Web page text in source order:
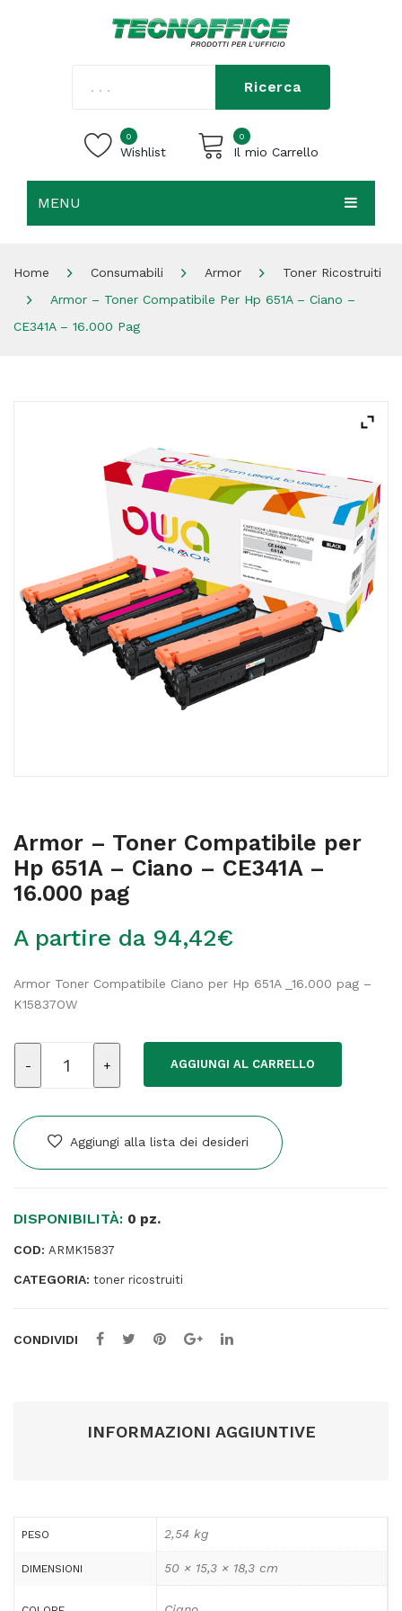
Ricerca
0
Wishlist
0
Il mio Carrello
MENU
SHOP
WISHLIST
Home Consumabili Armor
Toner Ricostruiti
Armor – Toner Compatibile Per Hp 651A – Ciano –
CE341A – 16.000 Pag
Armor – Toner Compatibile per
Hp 651A – Ciano – CE341A –
16.000 pag
A partire da 94,42€
Armor Toner Compatibile Ciano per Hp 651A _16.000 pag –
K15837OW
Compatibile
per
Ciano
-
quantità
AGGIUNGI AL CARRELLO
Aggiungi alla lista dei desideri
DISPONIBILITÀ: 0 pz.
COD: ARMK15837
CATEGORIA: toner ricostruiti
CONDIVIDI
INFORMAZIONI AGGIUNTIVE
PESO 2,54 kg
DIMENSIONI 50 × 15,3 × 18,3 cm